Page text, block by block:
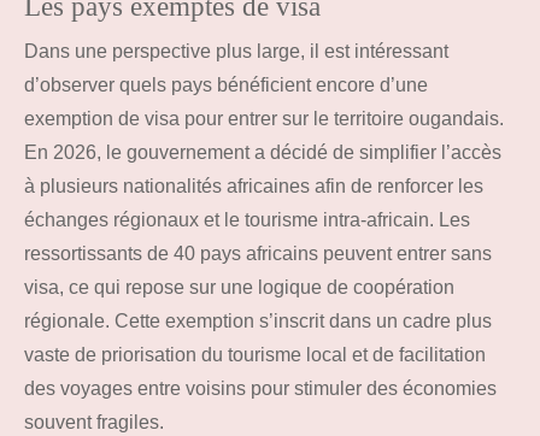
Dans une perspective plus large, il est intéressant
d’observer quels pays bénéficient encore d’une
exemption de visa pour entrer sur le territoire ougandais.
En 2026, le gouvernement a décidé de simplifier l’accès
à plusieurs nationalités africaines afin de renforcer les
échanges régionaux et le tourisme intra-africain. Les
ressortissants de 40 pays africains peuvent entrer sans
visa, ce qui repose sur une logique de coopération
régionale. Cette exemption s’inscrit dans un cadre plus
vaste de priorisation du tourisme local et de facilitation
des voyages entre voisins pour stimuler des économies
souvent fragiles.